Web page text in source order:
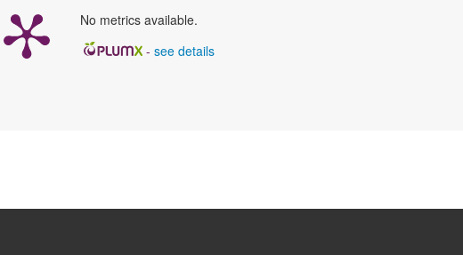
No metrics available.
- see details